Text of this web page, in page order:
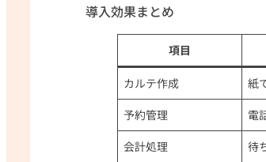
導入効果まとめ
項目
カルテ作成 紙
予約管理
電
会計処理
待